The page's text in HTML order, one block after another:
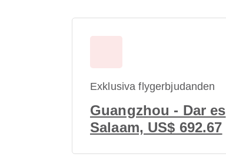
Exklusiva flygerbjudanden
Guangzhou - Dar es
Salaam, US$ 692.67